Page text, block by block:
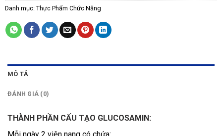
Danh mục: Thực Phẩm Chức Năng
MÔ TẢ
ĐÁNH GIÁ (0)
THÀNH PHẦN CẤU TẠO GLUCOSAMIN: